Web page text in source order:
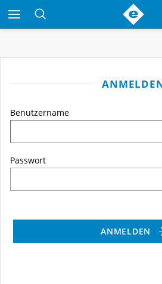
Benutzername
Passwort
ANMELDEN